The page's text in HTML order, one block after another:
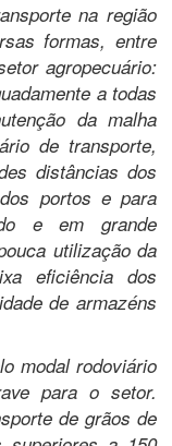
na região
formas, entre
agropecuário:
a todas
da malha
de transporte,
distâncias dos
portos e para
e em grande
utilização da
eficiência dos
de armazéns
modal rodoviário
para o setor.
de grãos de